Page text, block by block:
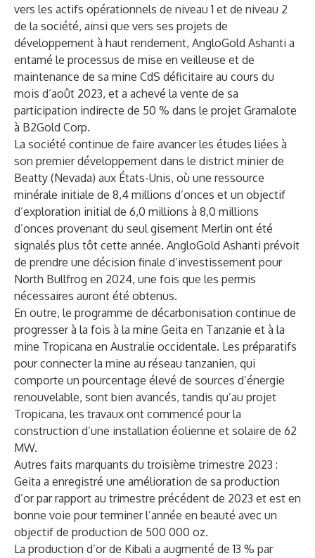
vers les actifs opérationnels de niveau 1 et de niveau 2
de la société, ainsi que vers ses projets de
développement à haut rendement, AngloGold Ashanti a
entamé le processus de mise en veilleuse et de
maintenance de sa mine CdS déficitaire au cours du
mois d’août 2023, et a achevé la vente de sa
participation indirecte de 50 % dans le projet Gramalote
à B2Gold Corp.
La société continue de faire avancer les études liées à
son premier développement dans le district minier de
Beatty (Nevada) aux États-Unis, où une ressource
minérale initiale de 8,4 millions d’onces et un objectif
d’exploration initial de 6,0 millions à 8,0 millions
d’onces provenant du seul gisement Merlin ont été
signalés plus tôt cette année. AngloGold Ashanti prévoit
de prendre une décision finale d’investissement pour
North Bullfrog en 2024, une fois que les permis
nécessaires auront été obtenus.
En outre, le programme de décarbonisation continue de
progresser à la fois à la mine Geita en Tanzanie et à la
mine Tropicana en Australie occidentale. Les préparatifs
pour connecter la mine au réseau tanzanien, qui
comporte un pourcentage élevé de sources d’énergie
renouvelable, sont bien avancés, tandis qu’au projet
Tropicana, les travaux ont commencé pour la
construction d’une installation éolienne et solaire de 62
MW.
Autres faits marquants du troisième trimestre 2023 :
Geita a enregistré une amélioration de sa production
d’or par rapport au trimestre précédent de 2023 et est en
bonne voie pour terminer l’année en beauté avec un
objectif de production de 500 000 oz.
La production d’or de Kibali a augmenté de 13 % par